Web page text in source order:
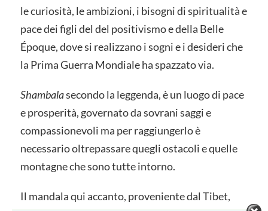
le curiosità, le ambizioni, i bisogni di spiritualità e
pace dei figli del del positivismo e della Belle
Époque, dove si realizzano i sogni e i desideri che
la Prima Guerra Mondiale ha spazzato via.
Shambalasecondo la leggenda, è un luogo di pace
e prosperità, governato da sovrani saggi e
compassionevoli ma per raggiungerlo è
necessario oltrepassare quegli ostacoli e quelle
montagne che sono tutte intorno.
Il mandala qui accanto, proveniente dal Tibet,